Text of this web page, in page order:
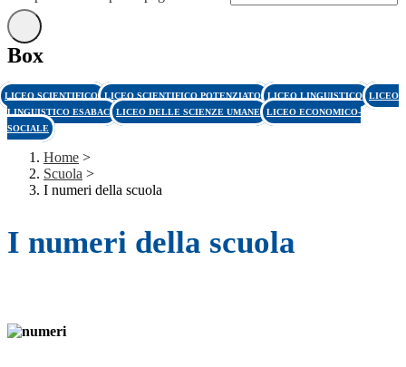
Box
LICEO SCIENTIFICO LICEO SCIENTIFICO POTENZIATO LICEO LINGUISTICO LICEO
LINGUISTICO ESABAC LICEO DELLE SCIENZE UMANE LICEO ECONOMICO-
SOCIALE
Home >
Scuola >
I numeri della scuola
I numeri della scuola